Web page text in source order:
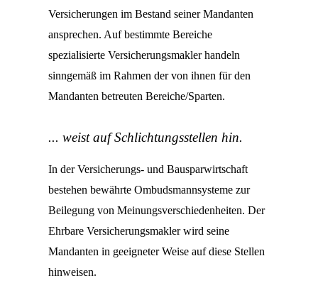
Versicherungen im Bestand seiner Mandanten
ansprechen. Auf bestimmte Bereiche
spezialisierte Versicherungsmakler handeln
sinngemäß im Rahmen der von ihnen für den
Mandanten betreuten Bereiche/Sparten.
... weist auf Schlichtungsstellen hin.
In der Versicherungs- und Bausparwirtschaft
bestehen bewährte Ombudsmannsysteme zur
Beilegung von Meinungsverschiedenheiten. Der
Ehrbare Versicherungsmakler wird seine
Mandanten in geeigneter Weise auf diese Stellen
hinweisen.